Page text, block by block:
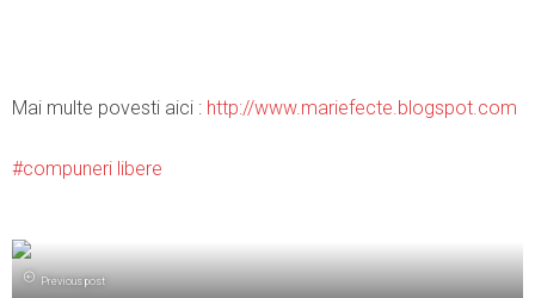
Mai multe povesti aici : http://www.mariefecte.blogspot.com
compuneri libere
Previous post